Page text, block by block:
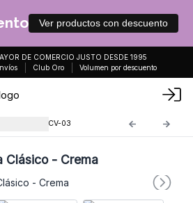
Ver productos con descuento
DE COMERCIO JUSTO DESDE 1995
Club Oro Volumen por descuento
BCV-03
Clásico - Crema